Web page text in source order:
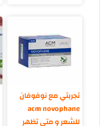
تجربتي مع نوفوفان
acm novophane
للشعر و متى تظهر